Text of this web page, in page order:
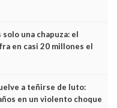
solo una chapuza: el
en casi 20 millones el
que no cabían por los
a teñirse de luto:
en un violento choque